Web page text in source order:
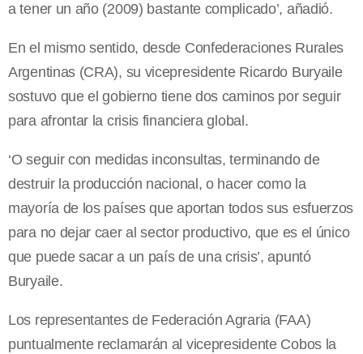
a tener un año (2009) bastante complicado’, añadió.
En el mismo sentido, desde Confederaciones Rurales
Argentinas (CRA), su vicepresidente Ricardo Buryaile
sostuvo que el gobierno tiene dos caminos por seguir
para afrontar la crisis financiera global.
‘O seguir con medidas inconsultas, terminando de
destruir la producción nacional, o hacer como la
mayoría de los países que aportan todos sus esfuerzos
para no dejar caer al sector productivo, que es el único
que puede sacar a un país de una crisis’, apuntó
Buryaile.
Los representantes de Federación Agraria (FAA)
puntualmente reclamarán al vicepresidente Cobos la